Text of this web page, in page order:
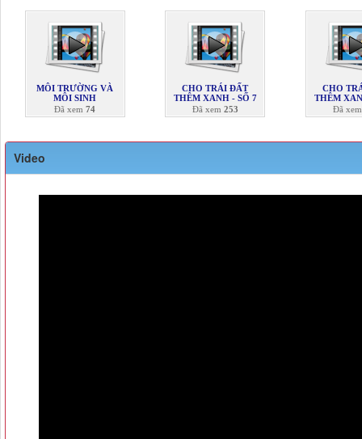
MÔI TRƯỜNG VÀ
MÔI SINH
Đã xem74
CHO TRÁI ĐẤT
THÊM XANH - SỐ 7
Đã xem 253
CHO
THÊM
Đã
Video